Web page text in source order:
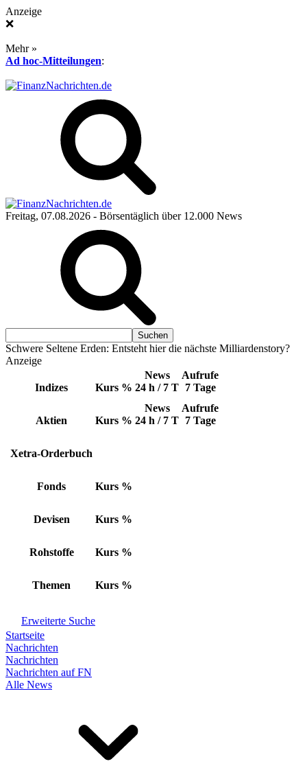
Anzeige
❌
Mehr »
Ad hoc-Mitteilungen:
Freitag, 07.08.2026 - Börsentäglich über 12.000 News
Schwere Seltene Erden: Entsteht hier die nächste Milliardenstory?
Anzeige
Indizes Kurs %
News
24 h / 7 T
Aufrufe
7 Tage
Aktien Kurs %
News
24 h / 7 T
Aufrufe
7 Tage
Xetra-Orderbuch
Fonds Kurs %
Devisen Kurs %
Rohstoffe Kurs %
Themen Kurs %
Erweiterte Suche
Startseite
Nachrichten
Nachrichten
Nachrichten auf FN
Alle News